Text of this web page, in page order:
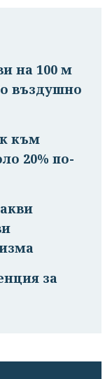
на 100 м
въздушно
към
20% по-
за